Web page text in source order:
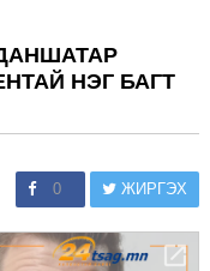
НЭГ БАГТ
0 ЖИРГЭХ